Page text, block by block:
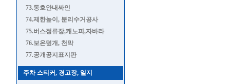
73.동호안내싸인
74.제한높이, 분리수거공사
75.버스정류장,캐노피,자바라
76.보온덮개, 천막
77.공개공지표지판
주차 스티커, 경고장, 일지